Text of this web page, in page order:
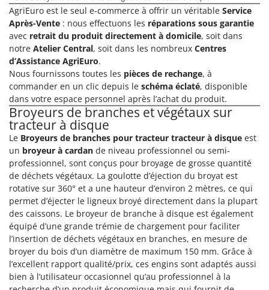
Désherbeurs thermiques et mécaniques
Déshumidificateurs
Draineuses
E
Échelles en aluminium
Effaroucheurs d'oiseaux
Effeuilleuses pour olives
Égreneuses à maïs
Électropompes pour la maison et le jardin
Éleveuses artificielles pour poussins
Enfouisseurs de pierres
Enrouleurs de filets pour olives
Épareuses pour tracteur
Épépineuses
Équipements de protection des voies respiratoires
Bosch
Brumi
BullMach
C
C.EL.ME.
Calory Forni
Campagnola
Campingaz
Castelgarden
Castellari
Ceccato Olindo
Char-Broil
Classe
Clementi
Cofra
Comet
AgriEuro est le seul e-commerce à offrir un véritable Service
Après-Vente : nous effectuons les réparations sous garantie
avec retrait du produit directement à domicile, soit dans
notre Atelier Central, soit dans les nombreux Centres
d’Assistance AgriEuro.
Nous fournissons toutes les pièces de rechange, à
commander en un clic depuis le schéma éclaté, disponible
dans votre espace personnel après l’achat du produit.
Broyeurs de branches et végétaux sur
tracteur à disque
Le Broyeurs de branches pour tracteur tracteur à disque est
un broyeur à cardan de niveau professionnel ou semi-
professionnel, sont conçus pour broyage de grosse quantité
de déchets végétaux. La goulotte d’éjection du broyat est
rotative sur 360° et a une hauteur d’environ 2 mètres, ce qui
permet d’éjecter le ligneux broyé directement dans la plupart
des caissons. Le broyeur de branche à disque est également
équipé d’une grande trémie de chargement pour faciliter
l’insertion de déchets végétaux en branches, en mesure de
broyer du bois d’un diamètre de maximum 150 mm. Grâce à
l’excellent rapport qualité/prix, ces engins sont adaptés aussi
bien à l’utilisateur occasionnel qu’au professionnel à la